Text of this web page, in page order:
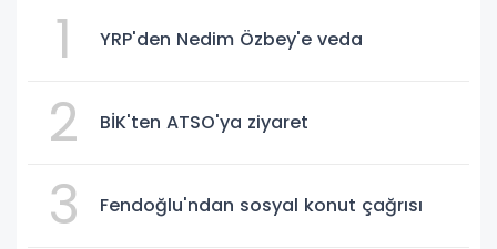
1 YRP'den Nedim Özbey'e veda
2 BİK'ten ATSO'ya ziyaret
3 Fendoğlu'ndan sosyal konut çağrısı